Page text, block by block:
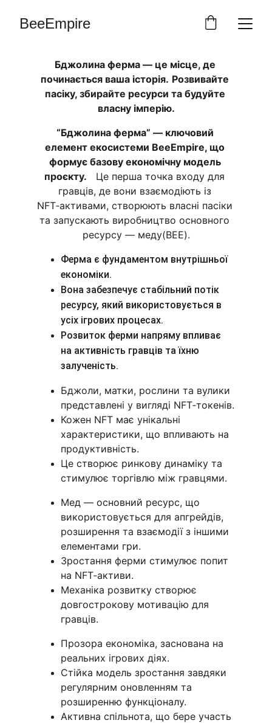
BeeEmpire
Бджолина ферма — це місце, де
починається ваша історія. Розвивайте
пасіку, збирайте ресурси та будуйте
власну імперію.
“Бджолина ферма” — ключовий
елемент екосистеми BeeEmpire, що
формує базову економічну модель
проєкту.
   Це перша точка входу для
гравців, де вони взаємодіють із
NFT‑активами, створюють власні пасіки
та запускають виробництво основного
ресурсу — меду(BEE).
Ферма є фундаментом внутрішньої
економіки.
Вона забезпечує стабільний потік
ресурсу, який використовується в
усіх ігрових процесах.
Розвиток ферми напряму впливає
на активність гравців та їхню
залученість.
Бджоли, матки, рослини та вулики
представлені у вигляді NFT‑токенів.
Кожен NFT має унікальні
характеристики, що впливають на
продуктивність.
Це створює ринкову динаміку та
стимулює торгівлю між гравцями.
Мед — основний ресурс, що
використовується для апгрейдів,
розширення та взаємодії з іншими
елементами гри.
Зростання ферми стимулює попит
на NFT‑активи.
Механіка розвитку створює
довгострокову мотивацію для
гравців.
Прозора економіка, заснована на
реальних ігрових діях.
Стійка модель зростання завдяки
регулярним оновленням та
розширенню функціоналу.
Активна спільнота, що бере участь